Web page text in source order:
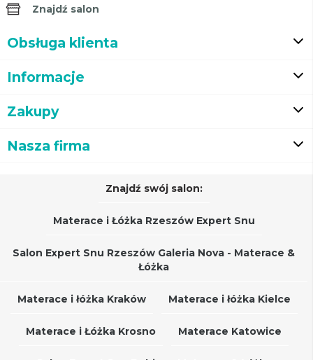
Znajdź salon
Obsługa klienta
Informacje
Zakupy
Nasza firma
Znajdź swój salon:
Materace i Łóżka Rzeszów Expert Snu
Salon Expert Snu Rzeszów Galeria Nova - Materace &
Łóżka
Materace i łóżka Kraków Materace i łóżka Kielce
Materace i Łóżka Krosno Materace Katowice